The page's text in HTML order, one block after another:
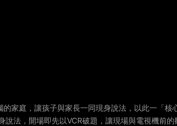
家庭，讓孩子與家長一同現身說法，以此一「核
法，開場即先以VCR破題，讓現場與電視機前的